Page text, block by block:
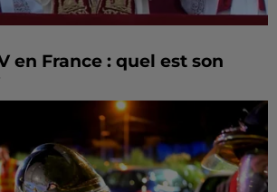
en France : quel est son